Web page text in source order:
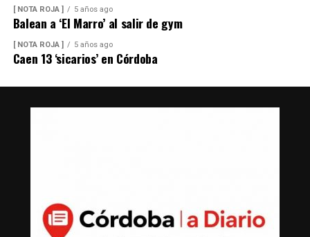
[ NOTA ROJA ] 5 años ago
Balean a ‘El Marro’ al salir de gym
[ NOTA ROJA ] 5 años ago
Caen 13 ‘sicarios’ en Córdoba